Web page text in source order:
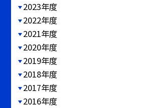
2023年度
2022年度
2021年度
2020年度
2019年度
2018年度
2017年度
2016年度